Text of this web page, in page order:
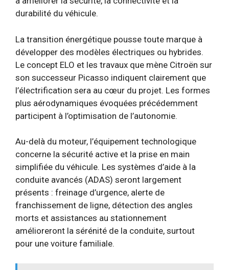
durabilité du véhicule.
La transition énergétique pousse toute marque à
développer des modèles électriques ou hybrides.
Le concept ELO et les travaux que mène Citroën sur
son successeur Picasso indiquent clairement que
l’électrification sera au cœur du projet. Les formes
plus aérodynamiques évoquées précédemment
participent à l’optimisation de l’autonomie.
Au-delà du moteur, l’équipement technologique
concerne la sécurité active et la prise en main
simplifiée du véhicule. Les systèmes d’aide à la
conduite avancés (ADAS) seront largement
présents : freinage d’urgence, alerte de
franchissement de ligne, détection des angles
morts et assistances au stationnement
amélioreront la sérénité de la conduite, surtout
pour une voiture familiale.